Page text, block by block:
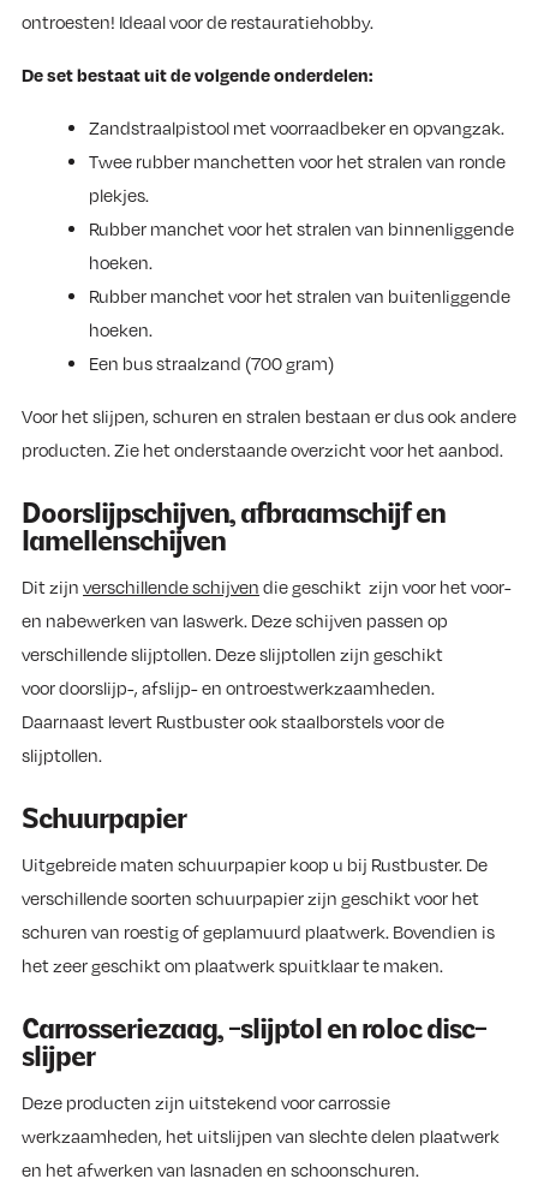
ontroesten! Ideaal voor de restauratiehobby.
De set bestaat uit de volgende onderdelen:
Zandstraalpistool met voorraadbeker en opvangzak.
Twee rubber manchetten voor het stralen van ronde
plekjes.
Rubber manchet voor het stralen van binnenliggende
hoeken.
Rubber manchet voor het stralen van buitenliggende
hoeken.
Een bus straalzand (700 gram)
Voor het slijpen, schuren en stralen bestaan er dus ook andere
producten. Zie het onderstaande overzicht voor het aanbod.
Doorslijpschijven, afbraamschijf en
lamellenschijven
Dit zijn verschillende schijven die geschikt zijn voor het voor-
en nabewerken van laswerk. Deze schijven passen op
verschillende slijptollen. Deze slijptollen zijn geschikt
voor doorslijp-, afslijp- en ontroestwerkzaamheden.
Daarnaast levert Rustbuster ook staalborstels voor de
slijptollen.
Schuurpapier
Uitgebreide maten schuurpapier koop u bij Rustbuster. De
verschillende soorten schuurpapier zijn geschikt voor het
schuren van roestig of geplamuurd plaatwerk. Bovendien is
het zeer geschikt om plaatwerk spuitklaar te maken.
Carrosseriezaag, -slijptol en roloc disc-
slijper
Deze producten zijn uitstekend voor carrossie
werkzaamheden, het uitslijpen van slechte delen plaatwerk
en het afwerken van lasnaden en schoonschuren.